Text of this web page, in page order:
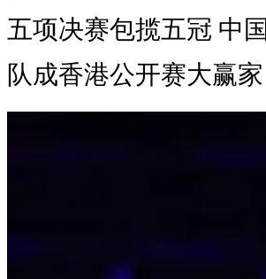
五项决赛包揽五冠 中国
队成香港公开赛大赢家